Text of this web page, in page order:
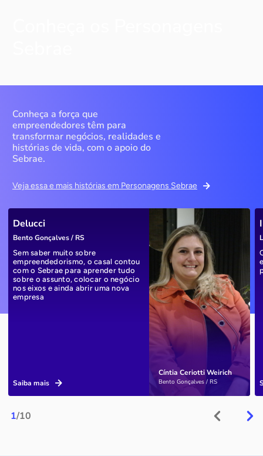
Conheça a força que
empreendedores têm para
transformar negócios, realidades e
histórias de vida, com o apoio do
Sebrae.
Veja essa e mais histórias em Personagens Sebrae
1/10
Cíntia Ceriotti Weirich
Bento Gonçalves / RS
Delucci
Bento Gonçalves / RS
Sem saber muito sobre
empreendedorismo, o casal contou
com o Sebrae para aprender tudo
sobre o assunto, colocar o negócio
nos eixos e ainda abrir uma nova
empresa
Saiba mais